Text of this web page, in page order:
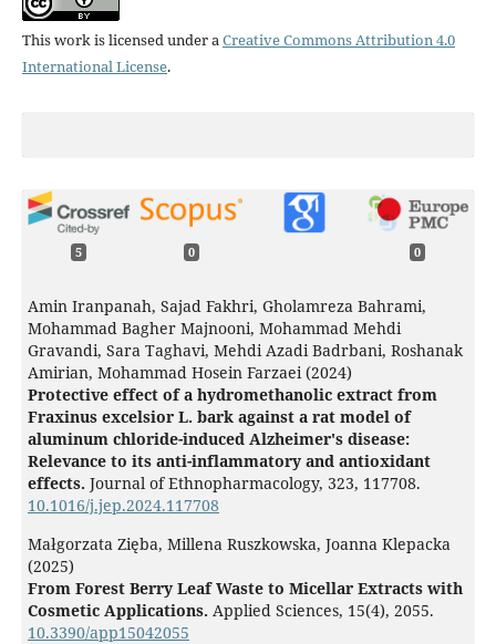
This work is licensed under a Creative Commons Attribution 4.0
International License.
5 0 0
Amin Iranpanah, Sajad Fakhri, Gholamreza Bahrami,
Mohammad Bagher Majnooni, Mohammad Mehdi
Gravandi, Sara Taghavi, Mehdi Azadi Badrbani, Roshanak
Amirian, Mohammad Hosein Farzaei (2024)
Protective effect of a hydromethanolic extract from
Fraxinus excelsior L. bark against a rat model of
aluminum chloride-induced Alzheimer's disease:
Relevance to its anti-inflammatory and antioxidant
effects. Journal of Ethnopharmacology, 323, 117708.
10.1016/j.jep.2024.117708
Małgorzata Zięba, Millena Ruszkowska, Joanna Klepacka
(2025)
From Forest Berry Leaf Waste to Micellar Extracts with
Cosmetic Applications. Applied Sciences, 15(4), 2055.
10.3390/app15042055